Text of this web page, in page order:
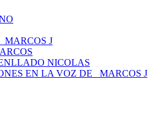
J
NICOLAS
EN LA VOZ DE _MARCOS J